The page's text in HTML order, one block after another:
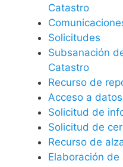
Catastro
Solicitudes
Subsanación
Catastro
Recurso de
Acceso a
Solicitud de
Solicitud de
Recurso de
Elaboración